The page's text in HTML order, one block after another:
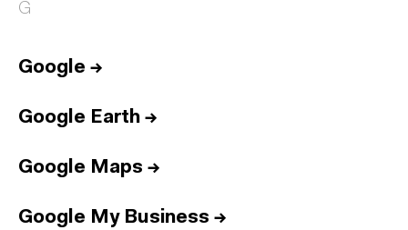
G
Google →
Google Earth →
Google Maps →
Google My Business →